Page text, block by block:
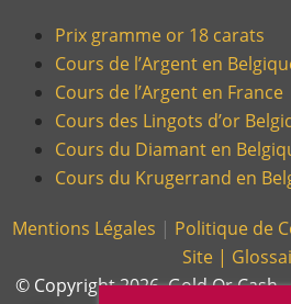
Prix gramme or 18 carats
Cours de l’Argent en
Cours de l’Argent en France
Cours des Lingots d’or
Cours du Diamant en
Cours du Krugerrand en
Mentions Légales | Politique de
Site |
© Copyright 2026, Gold Or Cash